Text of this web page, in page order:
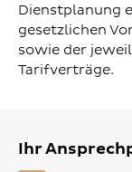
Dienstplanung
gesetzlichen
sowie der
Tarifverträge.
Ihr